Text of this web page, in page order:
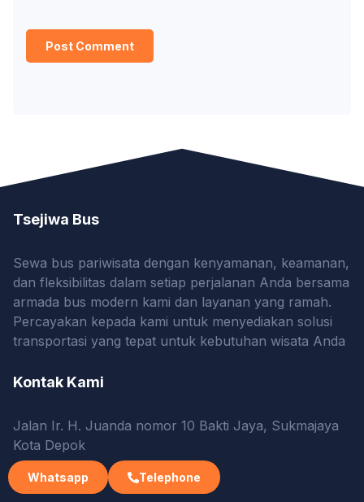
Tsejiwa Bus
Sewa bus pariwisata dengan kenyamanan, keamanan,
dan fleksibilitas dalam setiap perjalanan Anda bersama
armada bus modern kami dan layanan yang ramah.
Percayakan kepada kami untuk menyediakan solusi
transportasi yang tepat untuk kebutuhan wisata Anda
Kontak Kami
Jalan Ir. H. Juanda nomor 10 Bakti Jaya, Sukmajaya
Kota Depok
info@wisatabus.com
Whatsapp Telephone